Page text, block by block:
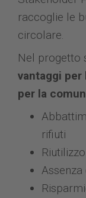
raccoglie le
circolare.
Nel progetto
vantaggi per
per la
rifiuti